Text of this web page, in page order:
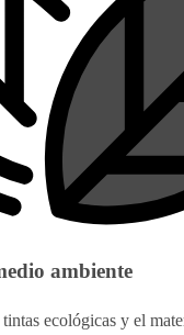
ambiente
ecológicas y el